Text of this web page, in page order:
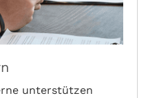
unterstützen